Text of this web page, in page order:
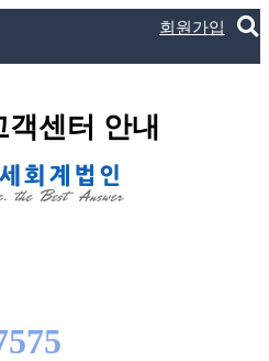
회원가입
센터 안내